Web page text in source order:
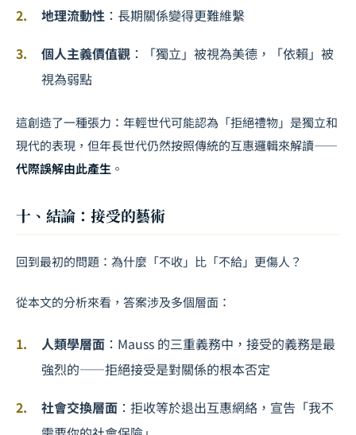
地理流動性 ：長期關係變得更難維繫
個人主義價值觀 ：「獨立」被視為美德，「依賴」被
視為弱點
這創造了一種張力：年輕世代可能認為「拒絕禮物」是獨立和
現代的表現，但年長世代仍然按照傳統的互惠邏輯來解讀——
代際誤解由此產生 。
十、結論：接受的藝術
回到最初的問題：為什麼「不收」比「不給」更傷人？
從本文的分析來看，答案涉及多個層面：
人類學層面 ：Mauss 的三重義務中，接受的義務是最
強烈的——拒絕接受是對關係的根本否定
社會交換層面 ：拒收等於退出互惠網絡，宣告「我不